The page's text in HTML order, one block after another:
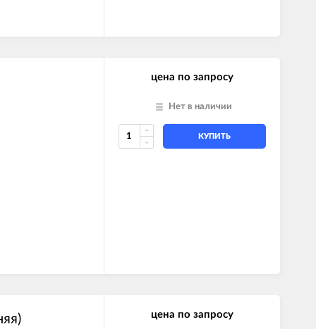
цена по запросу
Нет в наличии
КУПИТЬ
цена по запросу